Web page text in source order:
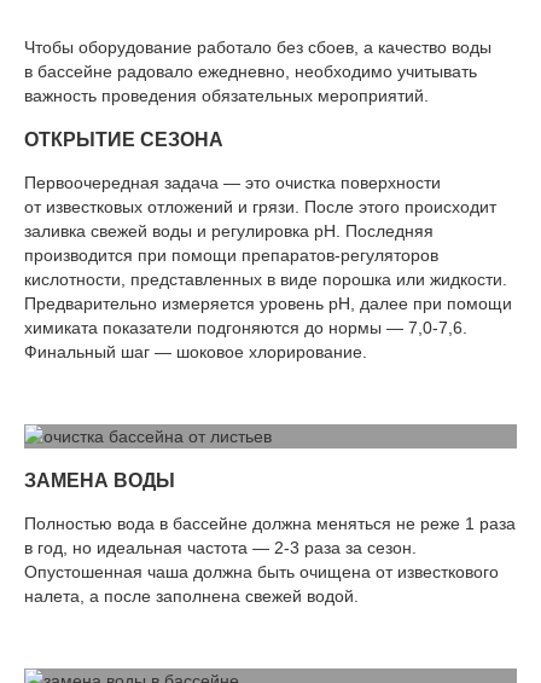
Чтобы оборудование работало без сбоев, а качество воды
в бассейне радовало ежедневно, необходимо учитывать
важность проведения обязательных мероприятий.
ОТКРЫТИЕ СЕЗОНА
Первоочередная задача — это очистка поверхности
от известковых отложений и грязи. После этого происходит
заливка свежей воды и регулировка pH. Последняя
производится при помощи препаратов-регуляторов
кислотности, представленных в виде порошка или жидкости.
Предварительно измеряется уровень pH, далее при помощи
химиката показатели подгоняются до нормы — 7,0-7,6.
Финальный шаг — шоковое хлорирование.
ЗАМЕНА ВОДЫ
Полностью вода в бассейне должна меняться не реже 1 раза
в год, но идеальная частота — 2-3 раза за сезон.
Опустошенная чаша должна быть очищена от известкового
налета, а после заполнена свежей водой.